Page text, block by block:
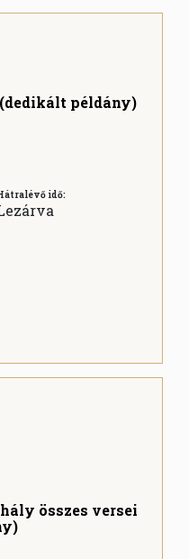
példány)
idő:
összes versei